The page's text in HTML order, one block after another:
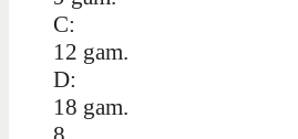
C:
12 gam.
D:
18 gam.